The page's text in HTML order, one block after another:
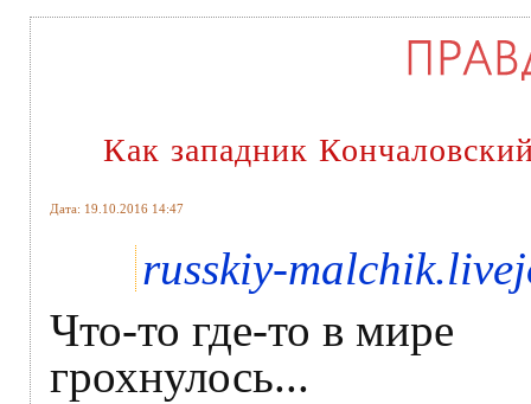
Как западник
Дата: 19.10.2016 14:47
russkiy-
Что-то где-то в мире
грохнулось...